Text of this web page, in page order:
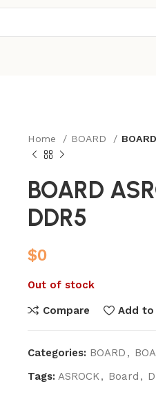
Home BOARD
BOARD
DDR5
$0
Out of stock
Compare Add
Categories: BOARD ,
Tags: ASROCK, Board ,